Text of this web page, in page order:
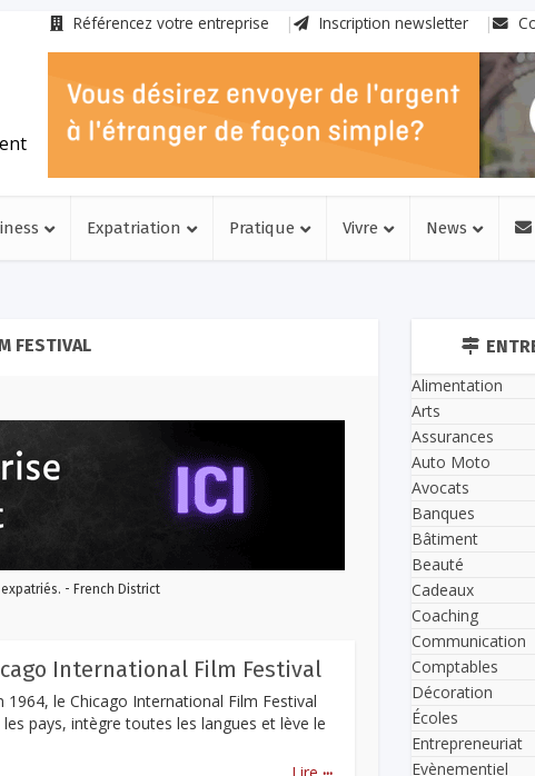
Référencez votre entreprise Inscription newsletter
Expatriation Pratique Vivre News
FESTIVAL
- French District
International Film Festival
1964, le Chicago International Film Festival
pays, intègre toutes les langues et lève le
...
Alimentation
Arts
Assurances
Auto Moto
Avocats
Banques
Bâtiment
Beauté
Cadeaux
Coaching
Communication
Comptables
Décoration
Écoles
Entrepreneuriat
Evènementiel